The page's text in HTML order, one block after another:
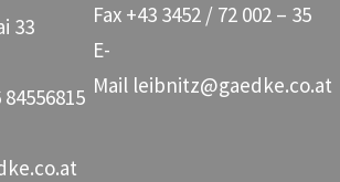
33
84556815
Fax +43 3452 / 72 002 – 35
E-
Mail leibnitz@gaedke.co.at